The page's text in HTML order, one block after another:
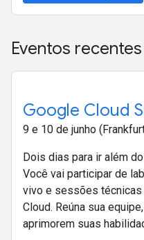
Eventos recentes
Google Cloud
9 e 10 de junho
Dois dias para ir além
Você vai participar de
vivo e sessões técnicas
Cloud. Reúna sua
aprimorem suas